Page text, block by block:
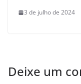
3 de julho de 2024
Deixe um